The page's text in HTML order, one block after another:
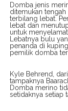
Domba jenis
ditemukan
terbilang lebat.
lebat dan
untuk
Lebatnya bulu
penanda di
pemilik domba
Kyle Behrend,
tampaknya
Domba merino
setidaknya setiap